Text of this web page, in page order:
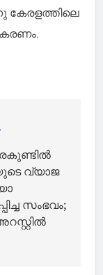
കേരളത്തിലെ
വ്യാജ
സംഭവം;